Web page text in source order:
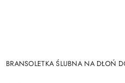
BRANSOLETKA ŚLUBNA NA DŁOŃ